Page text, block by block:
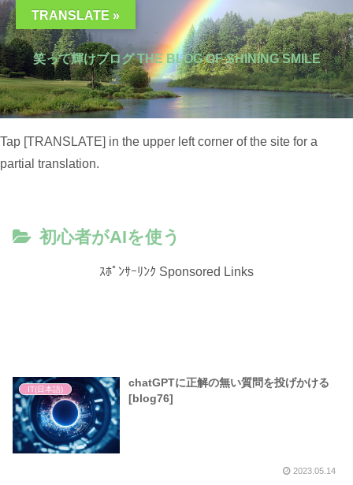
笑って輝けブログ THE BLOG OF SHINING SMILE
Tap [TRANSLATE] in the upper left corner of the site for a
partial translation.
初心者がAIを使う
ｽﾎﾟﾝｻｰﾘﾝｸ Sponsored Links
IT(日本語)
chatGPTに正解の無い質問を投げかける
[blog76]
2023.05.14
TRANSLATE »